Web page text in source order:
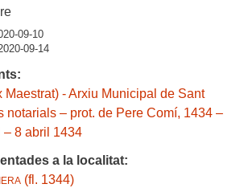
09-10
09-14
Maestrat) - Arxiu Municipal de Sant
notarials – prot. de Pere Comí, 1434 –
– 8 abril 1434
a la localitat:
(fl. 1344)